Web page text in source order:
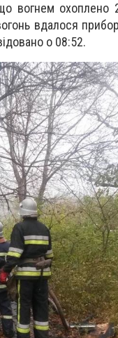
вогнем охоплено
вдалося
о 08:52.